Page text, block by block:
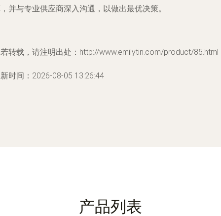
并与专业供应商深入沟通，以做出最优决策。
转载，请注明出处：http://www.emilytin.com/product/85.html
时间：2026-08-05 13:26:44
产品列表